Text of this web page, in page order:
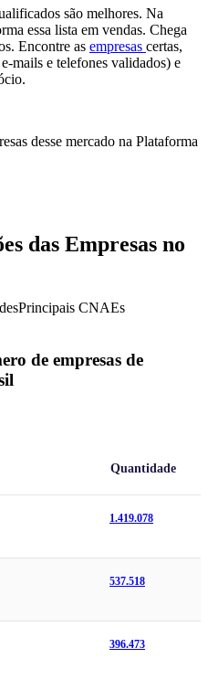
são melhores. Na
essa lista em vendas. Chega
Encontre as empresas certas,
mails e telefones validados) e
desse mercado na Plataforma
das Empresas no
Principais CNAEs
de empresas de
Quantidade
1.419.078
537.518
396.473